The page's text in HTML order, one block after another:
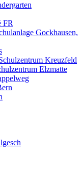
FR
Gockhausen,
Kreuzfeld
Elzmatte